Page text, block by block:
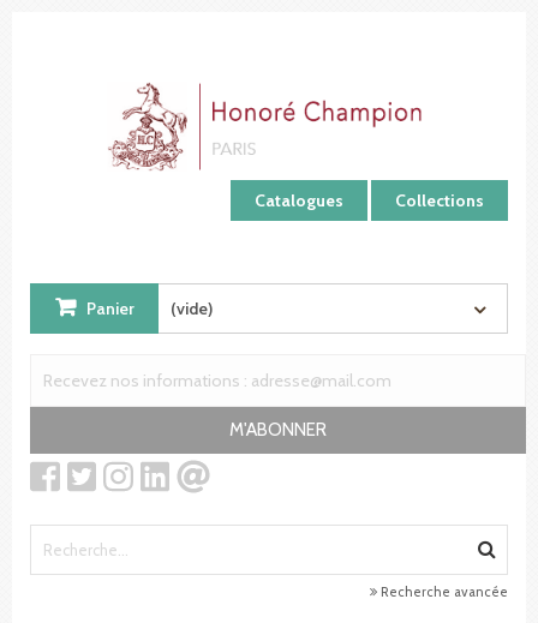
Catalogues Collections
Panier (vide)
M'ABONNER
Recherche avancée